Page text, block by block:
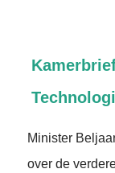
Minister
over de